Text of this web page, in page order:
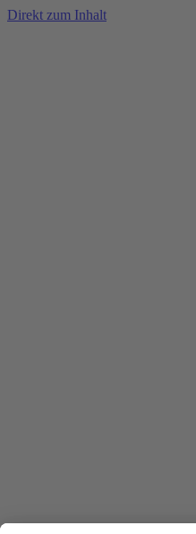
Direkt zum Inhalt